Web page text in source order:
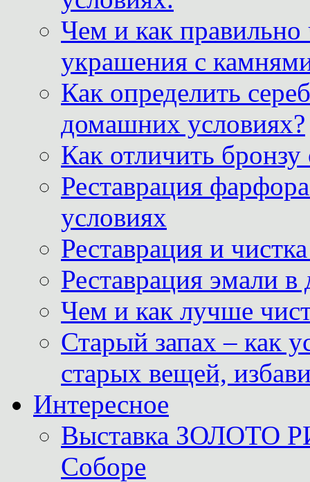
Чем и как
украшения с
Как определить
домашних условиях?
Как отличить
Реставрация
условиях
Реставрация и
Реставрация эмали
Чем и как лучше
Старый запах – как
старых вещей,
Интересное
Выставка ЗОЛОТО
Соборе